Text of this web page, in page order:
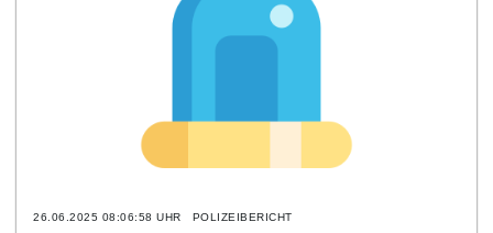
26.06.2025 08:06:58 UHR POLIZEIBERICHT